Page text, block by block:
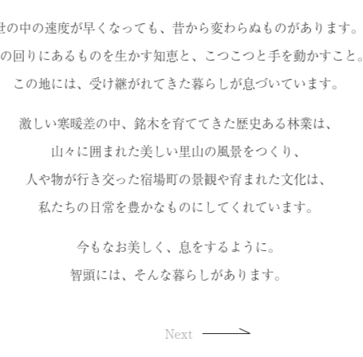
の中の速度が早くなっても、 昔から変わらぬものがあります。
回りにあるものを生かす知恵と、 こつこつと手を動かすこと。
この地には、受け継がれてきた暮らしが息づいています。
激しい寒暖差の中、 銘木を育ててきた歴史ある林業は、
山々に囲まれた美しい里山の風景をつくり、
人や物が行き交った宿場町の景観や育まれた文化は、
私たちの日常を豊かなものにしてくれています。
今もなお美しく、息をするように。
智頭には、そんな暮らしがあります。
Next